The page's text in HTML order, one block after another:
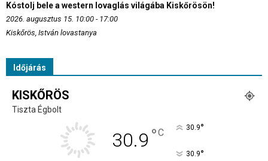
Kóstolj bele a western lovaglás világába Kiskőrösön!
2026. augusztus 15. 10:00 - 17:00
Kiskőrös, István lovastanya
Időjárás
KISKŐRÖS
Tiszta Égbolt
30.9 °C 30.9°
30.9°